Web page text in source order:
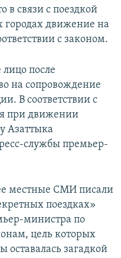
в связи с поездкой
движение на
с законом.
после
на сопровождение
В соответствии с
при движении
Азаттыка
службы премьер-
местные СМИ писали
поездках»
министра по
цель которых
оставалась загадкой